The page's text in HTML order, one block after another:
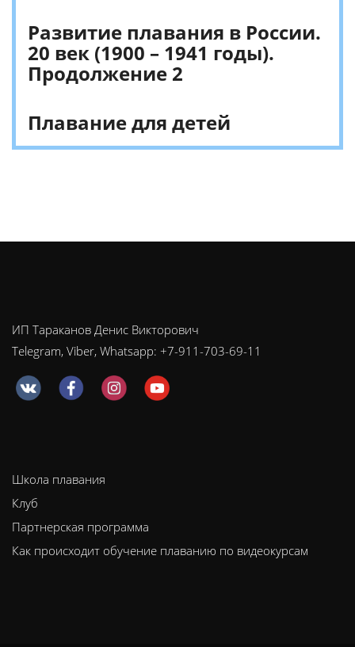
Развитие плавания в России.
20 век (1900 – 1941 годы).
Продолжение 2
Плавание для детей
ИП Тараканов Денис Викторович
Telegram, Viber, Whatsapp: +7-911-703-69-11
Школа плавания
Клуб
Партнерская программа
Как происходит обучение плаванию по видеокурсам